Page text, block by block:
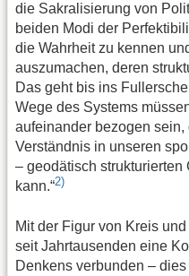
die Sakralisierung von
beiden Modi der
die Wahrheit zu kennen
auszumachen, deren
Das geht bis ins
Wege des Systems
aufeinander bezogen
Verständnis in unseren
– geodätisch
kann.“2)
Mit der Figur von Kreis
seit Jahrtausenden eine
Denkens verbunden –